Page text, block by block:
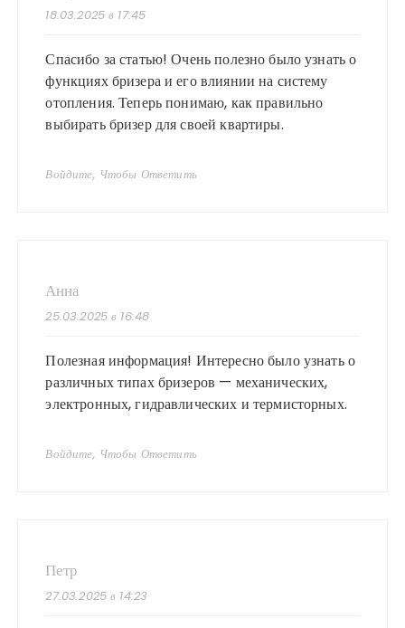
18.03.2025 в 17:45
Спасибо за статью! Очень полезно было узнать о
функциях бризера и его влиянии на систему
отопления. Теперь понимаю, как правильно
выбирать бризер для своей квартиры.
Войдите, Чтобы Ответить
Анна
25.03.2025 в 16:48
Полезная информация! Интересно было узнать о
различных типах бризеров — механических,
электронных, гидравлических и термисторных.
Войдите, Чтобы Ответить
Петр
27.03.2025 в 14:23